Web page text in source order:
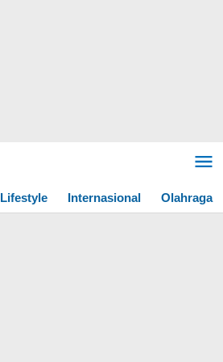
Lifestyle Internasional Olahraga